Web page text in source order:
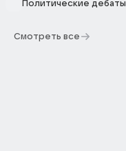
Политические дебаты
Смотреть все